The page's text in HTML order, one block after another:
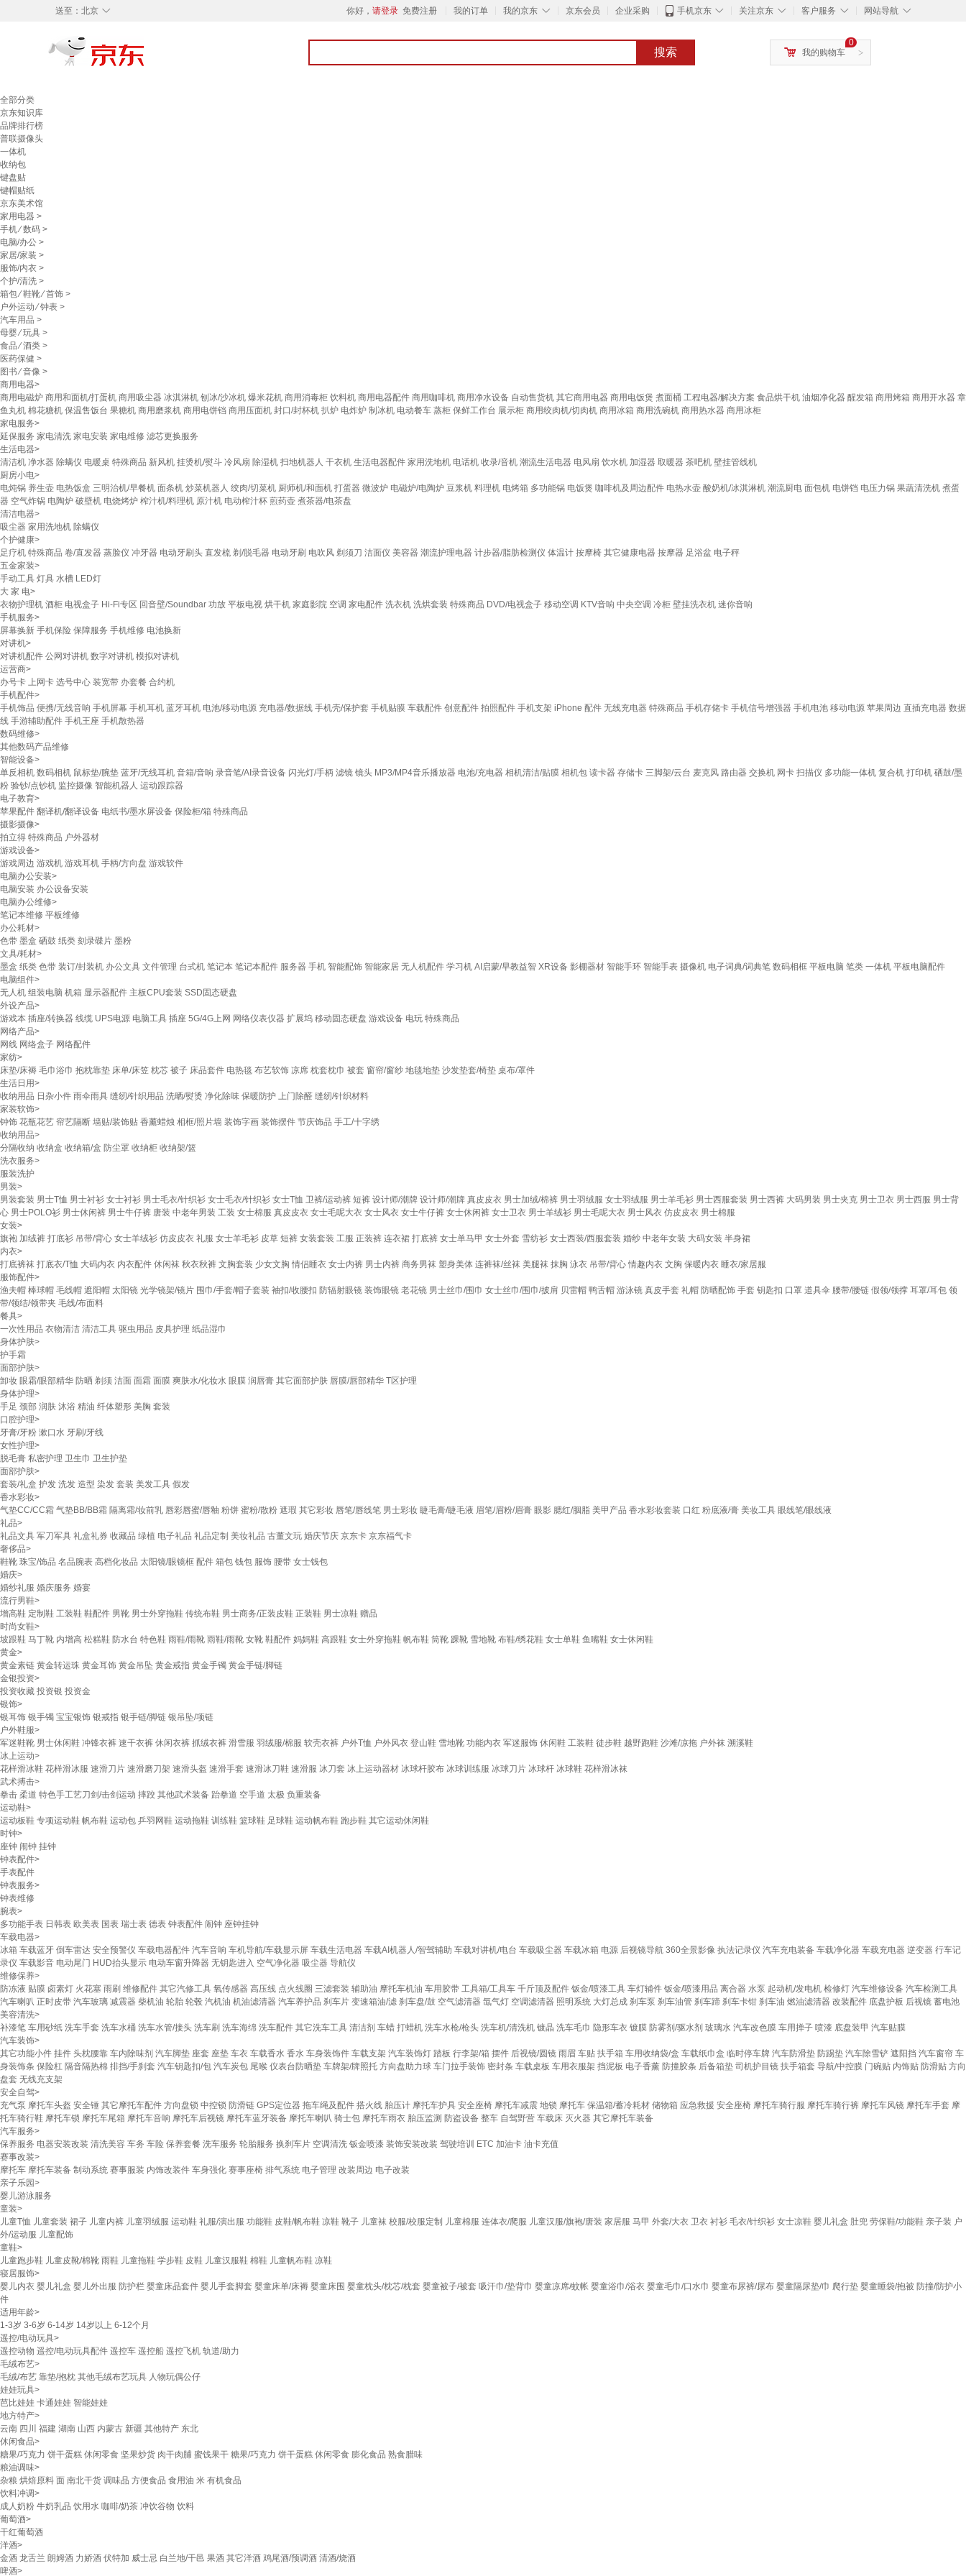
◇
送至： 北京 你好， 请登录 免费注册 我的订单 ◇
我的京东 京东会员 企业采购 ◇
手机京东 ◇
关注京东 ◇
客户服务 ◇
网站导航
搜索 >
0
我的购物车
全部分类
京东知识库
品牌排行榜
普联摄像头
一体机
收纳包
键盘贴
键帽贴纸
京东美术馆
家用电器 >
手机 ⁄ 数码 >
电脑/办公 >
家居/家装 >
服饰/内衣 >
个护/清洗 >
箱包 ⁄ 鞋靴 ⁄ 首饰 >
户外运动 ⁄ 钟表 >
汽车用品 >
母婴 ⁄ 玩具 >
食品 ⁄ 酒类 >
医药保健 >
图书 ⁄ 音像 >
商用电器>
商用电磁炉 商用和面机/打蛋机 商用吸尘器 冰淇淋机 刨冰/沙冰机 爆米花机 商用消毒柜 饮料机 商用电器配件 商用咖啡机 商用净水设备 自动售货机 其它商用电器 商用电饭煲 煮面桶 工程电器/解决方案 食品烘干机 油烟净化器 醒发箱 商用烤箱 商用开水器 章
鱼丸机 棉花糖机 保温售饭台 果糖机 商用磨浆机 商用电饼铛 商用压面机 封口/封杯机 扒炉 电炸炉 制冰机 电动餐车 蒸柜 保鲜工作台 展示柜 商用绞肉机/切肉机 商用冰箱 商用洗碗机 商用热水器 商用冰柜
家电服务>
延保服务 家电清洗 家电安装 家电维修 滤芯更换服务
生活电器>
清洁机 净水器 除螨仪 电暖桌 特殊商品 新风机 挂烫机/熨斗 冷风扇 除湿机 扫地机器人 干衣机 生活电器配件 家用洗地机 电话机 收录/音机 潮流生活电器 电风扇 饮水机 加湿器 取暖器 茶吧机 壁挂管线机
厨房小电>
电炖锅 养生壶 电热饭盒 三明治机/早餐机 面条机 炒菜机器人 绞肉/切菜机 厨师机/和面机 打蛋器 微波炉 电磁炉/电陶炉 豆浆机 料理机 电烤箱 多功能锅 电饭煲 咖啡机及周边配件 电热水壶 酸奶机/冰淇淋机 潮流厨电 面包机 电饼铛 电压力锅 果蔬清洗机 煮蛋
器 空气炸锅 电陶炉 破壁机 电烧烤炉 榨汁机/料理机 原汁机 电动榨汁杯 煎药壶 煮茶器/电茶盘
清洁电器>
吸尘器 家用洗地机 除螨仪
个护健康>
足疗机 特殊商品 卷/直发器 蒸脸仪 冲牙器 电动牙刷头 直发梳 剃/脱毛器 电动牙刷 电吹风 剃须刀 洁面仪 美容器 潮流护理电器 计步器/脂肪检测仪 体温计 按摩椅 其它健康电器 按摩器 足浴盆 电子秤
五金家装>
手动工具 灯具 水槽 LED灯
大 家 电>
衣物护理机 酒柜 电视盒子 Hi-Fi专区 回音壁/Soundbar 功放 平板电视 烘干机 家庭影院 空调 家电配件 洗衣机 洗烘套装 特殊商品 DVD/电视盒子 移动空调 KTV音响 中央空调 冷柜 壁挂洗衣机 迷你音响
手机服务>
屏幕换新 手机保险 保障服务 手机维修 电池换新
对讲机>
对讲机配件 公网对讲机 数字对讲机 模拟对讲机
运营商>
办号卡 上网卡 选号中心 装宽带 办套餐 合约机
手机配件>
手机饰品 便携/无线音响 手机屏幕 手机耳机 蓝牙耳机 电池/移动电源 充电器/数据线 手机壳/保护套 手机贴膜 车载配件 创意配件 拍照配件 手机支架 iPhone 配件 无线充电器 特殊商品 手机存储卡 手机信号增强器 手机电池 移动电源 苹果周边 直插充电器 数据
线 手游辅助配件 手机王座 手机散热器
数码维修>
其他数码产品维修
智能设备>
单反相机 数码相机 鼠标垫/腕垫 蓝牙/无线耳机 音箱/音响 录音笔/AI录音设备 闪光灯/手柄 滤镜 镜头 MP3/MP4音乐播放器 电池/充电器 相机清洁/贴膜 相机包 读卡器 存储卡 三脚架/云台 麦克风 路由器 交换机 网卡 扫描仪 多功能一体机 复合机 打印机 硒鼓/墨
粉 验钞/点钞机 监控摄像 智能机器人 运动跟踪器
电子教育>
苹果配件 翻译机/翻译设备 电纸书/墨水屏设备 保险柜/箱 特殊商品
摄影摄像>
拍立得 特殊商品 户外器材
游戏设备>
游戏周边 游戏机 游戏耳机 手柄/方向盘 游戏软件
电脑办公安装>
电脑安装 办公设备安装
电脑办公维修>
笔记本维修 平板维修
办公耗材>
色带 墨盒 硒鼓 纸类 刻录碟片 墨粉
文具/耗材>
墨盒 纸类 色带 装订/封装机 办公文具 文件管理 台式机 笔记本 笔记本配件 服务器 手机 智能配饰 智能家居 无人机配件 学习机 AI启蒙/早教益智 XR设备 影棚器材 智能手环 智能手表 摄像机 电子词典/词典笔 数码相框 平板电脑 笔类 一体机 平板电脑配件
电脑组件>
无人机 组装电脑 机箱 显示器配件 主板CPU套装 SSD固态硬盘
外设产品>
游戏本 插座/转换器 线缆 UPS电源 电脑工具 插座 5G/4G上网 网络仪表仪器 扩展坞 移动固态硬盘 游戏设备 电玩 特殊商品
网络产品>
网线 网络盒子 网络配件
家纺>
床垫/床褥 毛巾浴巾 抱枕靠垫 床单/床笠 枕芯 被子 床品套件 电热毯 布艺软饰 凉席 枕套枕巾 被套 窗帘/窗纱 地毯地垫 沙发垫套/椅垫 桌布/罩件
生活日用>
收纳用品 日杂小件 雨伞雨具 缝纫/针织用品 洗晒/熨烫 净化除味 保暖防护 上门除醛 缝纫/针织材料
家装软饰>
钟饰 花瓶花艺 帘艺隔断 墙贴/装饰贴 香薰蜡烛 相框/照片墙 装饰字画 装饰摆件 节庆饰品 手工/十字绣
收纳用品>
分隔收纳 收纳盒 收纳箱/盒 防尘罩 收纳柜 收纳架/篮
洗衣服务>
服装洗护
男装>
男装套装 男士T恤 男士衬衫 女士衬衫 男士毛衣/针织衫 女士毛衣/针织衫 女士T恤 卫裤/运动裤 短裤 设计师/潮牌 设计师/潮牌 真皮皮衣 男士加绒/棉裤 男士羽绒服 女士羽绒服 男士羊毛衫 男士西服套装 男士西裤 大码男装 男士夹克 男士卫衣 男士西服 男士背
心 男士POLO衫 男士休闲裤 男士牛仔裤 唐装 中老年男装 工装 女士棉服 真皮皮衣 女士毛呢大衣 女士风衣 女士牛仔裤 女士休闲裤 女士卫衣 男士羊绒衫 男士毛呢大衣 男士风衣 仿皮皮衣 男士棉服
女装>
旗袍 加绒裤 打底衫 吊带/背心 女士羊绒衫 仿皮皮衣 礼服 女士羊毛衫 皮草 短裤 女装套装 工服 正装裤 连衣裙 打底裤 女士单马甲 女士外套 雪纺衫 女士西装/西服套装 婚纱 中老年女装 大码女装 半身裙
内衣>
打底裤袜 打底衣/T恤 大码内衣 内衣配件 休闲袜 秋衣秋裤 文胸套装 少女文胸 情侣睡衣 女士内裤 男士内裤 商务男袜 塑身美体 连裤袜/丝袜 美腿袜 抹胸 泳衣 吊带/背心 情趣内衣 文胸 保暖内衣 睡衣/家居服
服饰配件>
渔夫帽 棒球帽 毛线帽 遮阳帽 太阳镜 光学镜架/镜片 围巾/手套/帽子套装 袖扣/收腰扣 防辐射眼镜 装饰眼镜 老花镜 男士丝巾/围巾 女士丝巾/围巾/披肩 贝雷帽 鸭舌帽 游泳镜 真皮手套 礼帽 防晒配饰 手套 钥匙扣 口罩 道具伞 腰带/腰链 假领/领撑 耳罩/耳包 领
带/领结/领带夹 毛线/布面料
餐具>
一次性用品 衣物清洁 清洁工具 驱虫用品 皮具护理 纸品湿巾
身体护肤>
护手霜
面部护肤>
卸妆 眼霜/眼部精华 防晒 剃须 洁面 面霜 面膜 爽肤水/化妆水 眼膜 润唇膏 其它面部护肤 唇膜/唇部精华 T区护理
身体护理>
手足 颈部 润肤 沐浴 精油 纤体塑形 美胸 套装
口腔护理>
牙膏/牙粉 漱口水 牙刷/牙线
女性护理>
脱毛膏 私密护理 卫生巾 卫生护垫
面部护肤>
套装/礼盒 护发 洗发 造型 染发 套装 美发工具 假发
香水彩妆>
气垫CC/CC霜 气垫BB/BB霜 隔离霜/妆前乳 唇彩唇蜜/唇釉 粉饼 蜜粉/散粉 遮瑕 其它彩妆 唇笔/唇线笔 男士彩妆 睫毛膏/睫毛液 眉笔/眉粉/眉膏 眼影 腮红/胭脂 美甲产品 香水彩妆套装 口红 粉底液/膏 美妆工具 眼线笔/眼线液
礼品>
礼品文具 军刀军具 礼盒礼券 收藏品 绿植 电子礼品 礼品定制 美妆礼品 古董文玩 婚庆节庆 京东卡 京东福气卡
奢侈品>
鞋靴 珠宝/饰品 名品腕表 高档化妆品 太阳镜/眼镜框 配件 箱包 钱包 服饰 腰带 女士钱包
婚庆>
婚纱礼服 婚庆服务 婚宴
流行男鞋>
增高鞋 定制鞋 工装鞋 鞋配件 男靴 男士外穿拖鞋 传统布鞋 男士商务/正装皮鞋 正装鞋 男士凉鞋 赠品
时尚女鞋>
坡跟鞋 马丁靴 内增高 松糕鞋 防水台 特色鞋 雨鞋/雨靴 雨鞋/雨靴 女靴 鞋配件 妈妈鞋 高跟鞋 女士外穿拖鞋 帆布鞋 筒靴 踝靴 雪地靴 布鞋/绣花鞋 女士单鞋 鱼嘴鞋 女士休闲鞋
黄金>
黄金素链 黄金转运珠 黄金耳饰 黄金吊坠 黄金戒指 黄金手镯 黄金手链/脚链
金银投资>
投资收藏 投资银 投资金
银饰>
银耳饰 银手镯 宝宝银饰 银戒指 银手链/脚链 银吊坠/项链
户外鞋服>
军迷鞋靴 男士休闲鞋 冲锋衣裤 速干衣裤 休闲衣裤 抓绒衣裤 滑雪服 羽绒服/棉服 软壳衣裤 户外T恤 户外风衣 登山鞋 雪地靴 功能内衣 军迷服饰 休闲鞋 工装鞋 徒步鞋 越野跑鞋 沙滩/凉拖 户外袜 溯溪鞋
冰上运动>
花样滑冰鞋 花样滑冰服 速滑刀片 速滑磨刀架 速滑头盔 速滑手套 速滑冰刀鞋 速滑服 冰刀套 冰上运动器材 冰球杆胶布 冰球训练服 冰球刀片 冰球杆 冰球鞋 花样滑冰袜
武术搏击>
拳击 柔道 特色手工艺刀剑/击剑运动 摔跤 其他武术装备 跆拳道 空手道 太极 负重装备
运动鞋>
运动板鞋 专项运动鞋 帆布鞋 运动包 乒羽网鞋 运动拖鞋 训练鞋 篮球鞋 足球鞋 运动帆布鞋 跑步鞋 其它运动休闲鞋
时钟>
座钟 闹钟 挂钟
钟表配件>
手表配件
钟表服务>
钟表维修
腕表>
多功能手表 日韩表 欧美表 国表 瑞士表 德表 钟表配件 闹钟 座钟挂钟
车载电器>
冰箱 车载蓝牙 倒车雷达 安全预警仪 车载电器配件 汽车音响 车机导航/车载显示屏 车载生活电器 车载AI机器人/智驾辅助 车载对讲机/电台 车载吸尘器 车载冰箱 电源 后视镜导航 360全景影像 执法记录仪 汽车充电装备 车载净化器 车载充电器 逆变器 行车记
录仪 车载影音 电动尾门 HUD抬头显示 电动车窗升降器 无钥匙进入 空气净化器 吸尘器 导航仪
维修保养>
防冻液 贴膜 卤素灯 火花塞 雨刷 维修配件 其它汽修工具 氧传感器 高压线 点火线圈 三滤套装 辅助油 摩托车机油 车用胶带 工具箱/工具车 千斤顶及配件 钣金/喷漆工具 车灯辅件 钣金/喷漆用品 离合器 水泵 起动机/发电机 检修灯 汽车维修设备 汽车检测工具
汽车喇叭 正时皮带 汽车玻璃 减震器 柴机油 轮胎 轮毂 汽机油 机油滤清器 汽车养护品 刹车片 变速箱油/滤 刹车盘/鼓 空气滤清器 氙气灯 空调滤清器 照明系统 大灯总成 刹车泵 刹车油管 刹车蹄 刹车卡钳 刹车油 燃油滤清器 改装配件 底盘护板 后视镜 蓄电池
美容清洗>
补漆笔 车用砂纸 洗车手套 洗车水桶 洗车水管/接头 洗车刷 洗车海绵 洗车配件 其它洗车工具 清洁剂 车蜡 打蜡机 洗车水枪/枪头 洗车机/清洗机 镀晶 洗车毛巾 隐形车衣 镀膜 防雾剂/驱水剂 玻璃水 汽车改色膜 车用掸子 喷漆 底盘装甲 汽车贴膜
汽车装饰>
其它功能小件 挂件 头枕腰靠 车内除味剂 汽车脚垫 座套 座垫 车衣 车载香水 香水 车身装饰件 车载支架 汽车装饰灯 踏板 行李架/箱 摆件 后视镜/圆镜 雨眉 车贴 扶手箱 车用收纳袋/盒 车载纸巾盒 临时停车牌 汽车防滑垫 防踢垫 汽车除雪铲 遮阳挡 汽车窗帘 车
身装饰条 保险杠 隔音隔热棉 排挡/手刹套 汽车钥匙扣/包 汽车炭包 尾喉 仪表台防晒垫 车牌架/牌照托 方向盘助力球 车门拉手装饰 密封条 车载桌板 车用衣服架 挡泥板 电子香薰 防撞胶条 后备箱垫 司机护目镜 扶手箱套 导航/中控膜 门碗贴 内饰贴 防滑贴 方向
盘套 无线充支架
安全自驾>
充气泵 摩托车头盔 安全锤 其它摩托车配件 方向盘锁 中控锁 防滑链 GPS定位器 拖车绳及配件 搭火线 胎压计 摩托车护具 安全座椅 摩托车减震 地锁 摩托车 保温箱/蓄冷耗材 储物箱 应急救援 安全座椅 摩托车骑行服 摩托车骑行裤 摩托车风镜 摩托车手套 摩
托车骑行鞋 摩托车锁 摩托车尾箱 摩托车音响 摩托车后视镜 摩托车蓝牙装备 摩托车喇叭 骑士包 摩托车雨衣 胎压监测 防盗设备 整车 自驾野营 车载床 灭火器 其它摩托车装备
汽车服务>
保养服务 电器安装改装 清洗美容 车务 车险 保养套餐 洗车服务 轮胎服务 换刹车片 空调清洗 钣金喷漆 装饰安装改装 驾驶培训 ETC 加油卡 油卡充值
赛事改装>
摩托车 摩托车装备 制动系统 赛事服装 内饰改装件 车身强化 赛事座椅 排气系统 电子管理 改装周边 电子改装
亲子乐园>
婴儿游泳服务
童装>
儿童T恤 儿童套装 裙子 儿童内裤 儿童羽绒服 运动鞋 礼服/演出服 功能鞋 皮鞋/帆布鞋 凉鞋 靴子 儿童袜 校服/校服定制 儿童棉服 连体衣/爬服 儿童汉服/旗袍/唐装 家居服 马甲 外套/大衣 卫衣 衬衫 毛衣/针织衫 女士凉鞋 婴儿礼盒 肚兜 劳保鞋/功能鞋 亲子装 户
外/运动服 儿童配饰
童鞋>
儿童跑步鞋 儿童皮靴/棉靴 雨鞋 儿童拖鞋 学步鞋 皮鞋 儿童汉服鞋 棉鞋 儿童帆布鞋 凉鞋
寝居服饰>
婴儿内衣 婴儿礼盒 婴儿外出服 防护栏 婴童床品套件 婴儿手套脚套 婴童床单/床褥 婴童床围 婴童枕头/枕芯/枕套 婴童被子/被套 吸汗巾/垫背巾 婴童凉席/蚊帐 婴童浴巾/浴衣 婴童毛巾/口水巾 婴童布尿裤/尿布 婴童隔尿垫/巾 爬行垫 婴童睡袋/抱被 防撞/防护小
件
适用年龄>
1-3岁 3-6岁 6-14岁 14岁以上 6-12个月
遥控/电动玩具>
遥控动物 遥控/电动玩具配件 遥控车 遥控船 遥控飞机 轨道/助力
毛绒布艺>
毛绒/布艺 靠垫/抱枕 其他毛绒布艺玩具 人物玩偶公仔
娃娃玩具>
芭比娃娃 卡通娃娃 智能娃娃
地方特产>
云南 四川 福建 湖南 山西 内蒙古 新疆 其他特产 东北
休闲食品>
糖果/巧克力 饼干蛋糕 休闲零食 坚果炒货 肉干肉脯 蜜饯果干 糖果/巧克力 饼干蛋糕 休闲零食 膨化食品 熟食腊味
粮油调味>
杂粮 烘焙原料 面 南北干货 调味品 方便食品 食用油 米 有机食品
饮料冲调>
成人奶粉 牛奶乳品 饮用水 咖啡/奶茶 冲饮谷物 饮料
葡萄酒>
干红葡萄酒
洋酒>
金酒 龙舌兰 朗姆酒 力娇酒 伏特加 威士忌 白兰地/干邑 果酒 其它洋酒 鸡尾酒/预调酒 清酒/烧酒
啤酒>